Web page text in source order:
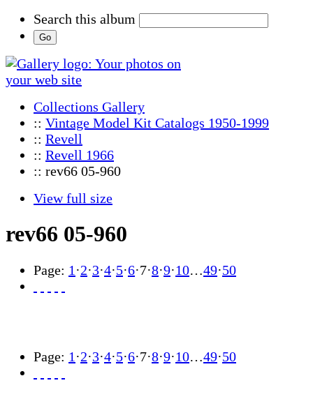
Search this album
Collections Gallery
:: Vintage Model Kit Catalogs 1950-1999
:: Revell
:: Revell 1966
:: rev66 05-960
View full size
rev66 05-960
Page: 1 ·2·3·4·5·6·7·8·9·10…49·50
Page: 1 ·2·3·4·5·6·7·8·9·10…49·50